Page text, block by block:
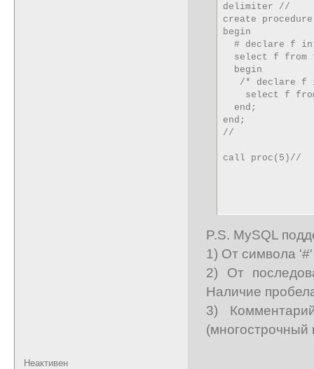
delimiter //
create
begin
# declare f
select f from
  begin
/* declare f
select f
  end;
end;
//
call proc(5)//
P.S. MySQL
1) От символа
2) От
Наличие
3)
(многострочный
Неактивен